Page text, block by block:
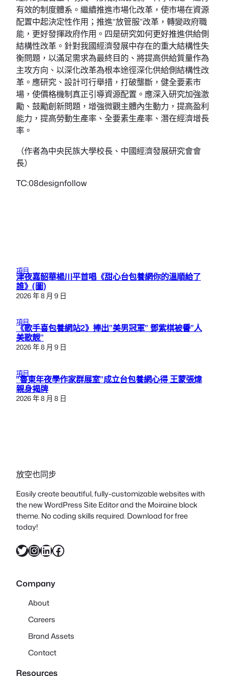
有效的制度體系。繼續推進市場化改革，使市場在資源
配置中起決定性作用；推進“放管服”改革，轉變政府職
能，更好發揮政府作用。四是研究如何更好推進供給側
結構性改革。針對我國經濟發展中存在的重大結構性失
衡問題，以滿足需求為最終目的、將提高供給質量作為
主攻方向、以深化改革為根本途徑深化供給側結構性改
革。應研究、設計可行舉措，打破壟斷，健全要素市
場，使價格機制真正引導資源配置。應深入研究加強激
勵、鼓勵創新問題，增強微觀主體內生動力，提高盈利
能力，提高勞動生產率、全要素生產率、潛在經濟增長
率。
（作者為中央民族大學校長、中國經濟發展研究會會
長）
TC:08designfollow
項目
津夜嘉韶華楊川平首唱《甜心台包養網你的溫順給了
誰》(圖)
2026 年 8 月 9 日
項目
《歌手喜包養網站2》捧出”美男冠軍” 鄧紫棋被譽”人
美歌靚”
2026 年 8 月 9 日
項目
“魯東年夜學作家群展室”成立台包養網心得 王蒙張煒
親身揭牌
2026 年 8 月 8 日
放空也同步
Easily create beautiful, fully-customizable websites with
the new WordPress Site Editor and the Moiraine block
theme. No coding skills required. Download for free
today!
X InstagramLinkedIn Facebook
Company
About
Careers
Brand Assets
Contact
Resources